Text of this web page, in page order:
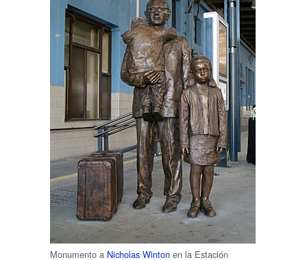
Monumento a Nicholas Winton en la Estación